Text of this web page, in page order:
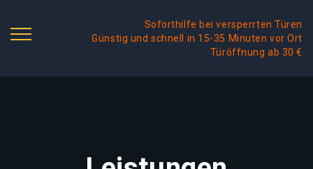
Soforthilfe bei versperrten Türen
Günstig und schnell in 15-35 Minuten vor Ort
Türöffnung ab 30 €